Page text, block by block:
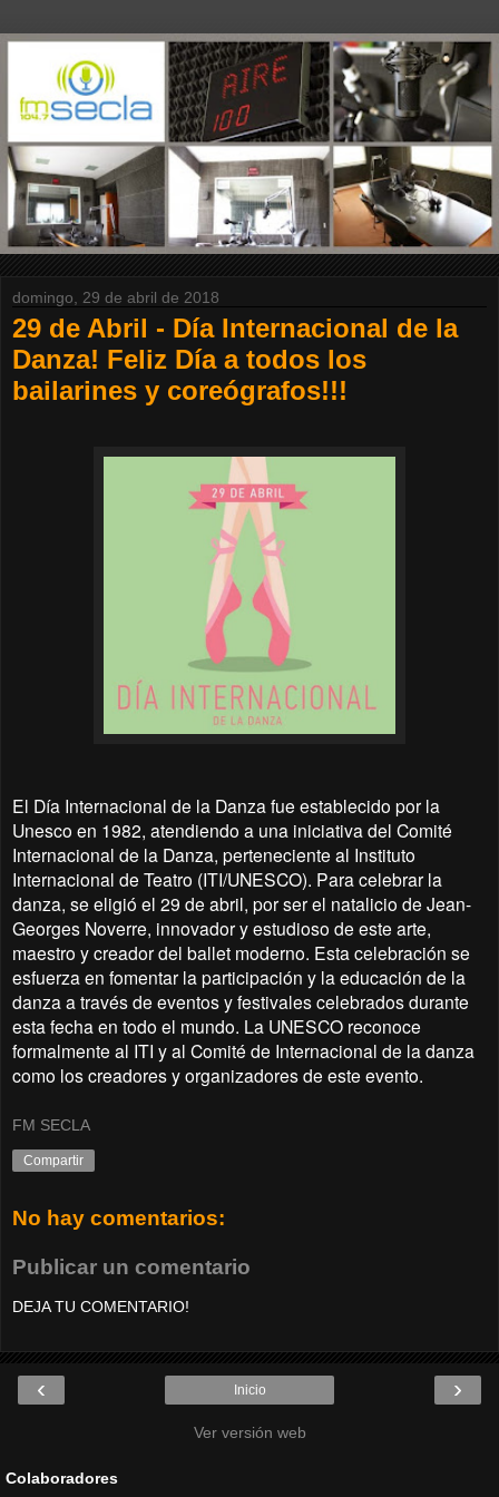
domingo, 29 de abril de 2018
29 de Abril - Día Internacional de la
Danza! Feliz Día a todos los
bailarines y coreógrafos!!!
El Día Internacional de la Danza fue establecido por la
Unesco en 1982, atendiendo a una iniciativa del Comité
Internacional de la Danza, perteneciente al Instituto
Internacional de Teatro (ITI/UNESCO). Para celebrar la
danza, se eligió el 29 de abril, por ser el natalicio de Jean-
Georges Noverre, innovador y estudioso de este arte,
maestro y creador del ballet moderno.​ Esta celebración se
esfuerza en fomentar la participación y la educación de la
danza a través de eventos y festivales celebrados durante
esta fecha en todo el mundo. La UNESCO reconoce
formalmente al ITI y al Comité de Internacional de la danza
como los creadores y organizadores de este evento.
FM SECLA
Compartir
No hay comentarios:
Publicar un comentario
DEJA TU COMENTARIO!
‹ ›
Inicio
Ver versión web
Colaboradores